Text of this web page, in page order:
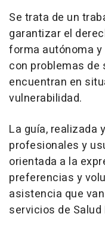
Se trata de un
garantizar el
forma autónoma
con problemas de
encuentran en
vulnerabilidad.
La guía, realizada
profesionales y
orientada a la
preferencias y
asistencia que
servicios de Salud